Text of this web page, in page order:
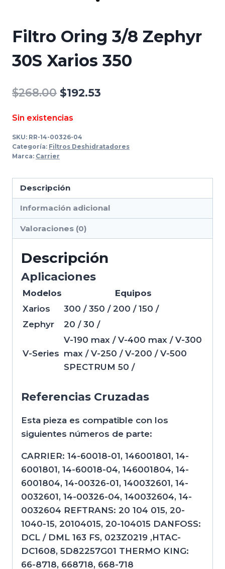
Filtro Oring 3/8 Zephyr
30S Xarios 350
$268.00 El
era:
$268.00.
$192.53
es:
Sin existencias
SKU: RR-14-00326-04
Categoría: Filtros Deshidratadores
Marca: Carrier
Descripción
Información adicional
Valoraciones (0)
Descripción
Aplicaciones
Modelos
Equipos
Xarios
300 / 350 / 200 / 150 /
Zephyr
20 / 30 /
V-Series
V-190 max / V-400 max / V-300
max / V-250 / V-200 / V-500
SPECTRUM 50 /
Referencias Cruzadas
Esta pieza es compatible con los
siguientes números de parte:
CARRIER: 14-60018-01, 146001801, 14-
6001801, 14-60018-04, 146001804, 14-
6001804, 14-00326-01, 140032601, 14-
0032601, 14-00326-04, 140032604, 14-
0032604 REFTRANS: 20 104 015, 20-
1040-15, 20104015, 20-104015 DANFOSS:
DCL / DML 163 FS, 023Z0219 ,HTAC-
DC1608, 5D82257G01 THERMO KING:
66-8718, 668718, 668-718